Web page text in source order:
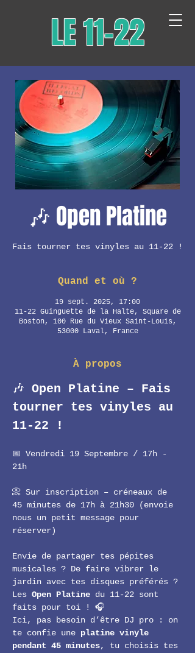
LE 11-22
🎶 Open Platine
Fais tourner tes vinyles au 11-22 !
Quand et où ?
19 sept. 2025, 17:00
11-22 Guinguette de la Halte, Square de
Boston, 100 Rue du Vieux Saint-Louis,
53000 Laval, France
À propos
🎶 Open Platine – Fais
tourner tes vinyles au
11-22 !
📅 Vendredi 19 Septembre / 17h -
21h
📀 Sur inscription – créneaux de
45 minutes de 17h à 21h30 (envoie
nous un petit message pour
réserver)
Envie de partager tes pépites
musicales ? De faire vibrer le
jardin avec tes disques préférés ?
Les Open Platine du 11-22 sont
faits pour toi ! 🎧
Ici, pas besoin d’être DJ pro : on
te confie une platine vinyle
pendant 45 minutes, tu choisis tes